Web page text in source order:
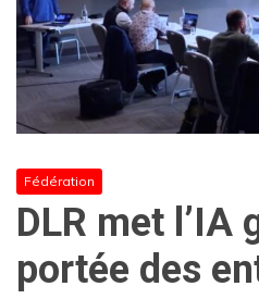
Fédération
DLR met l’IA
portée des